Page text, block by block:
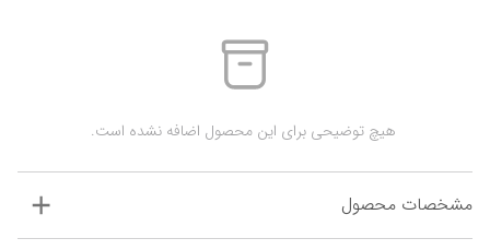
مشخصات محصول